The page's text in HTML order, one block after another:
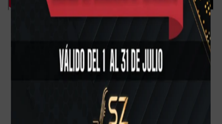
Reseñas de Clientes
Escribir una reseña